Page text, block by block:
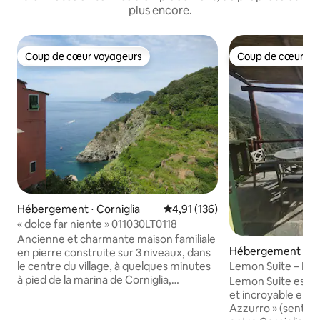
plus encore.
Coup de cœur voyageurs
Coup de cœur voyageurs
Hébergement ⋅ Corniglia Évaluation moyenne sur la
4,91 (136)
« dolce far niente » 011030LT0118
Ancienne et charmante maison familiale
en pierre construite sur 3 niveaux, dans
le centre du village, à quelques minutes
à pied de la marina de Corniglia,
Coup de cœur
Coup de cœur
Hébergement ⋅
Lemon Suite –
Lemon Suite est
et incroyable
Azzurro »